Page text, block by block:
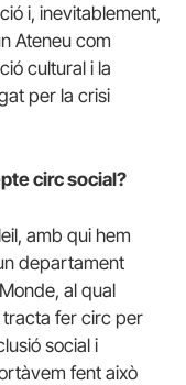
i, inevitablement,
Ateneu com
cultural i la
per la crisi
circ social?
amb qui hem
departament
al qual
tracta fer circ per
social i
fent això